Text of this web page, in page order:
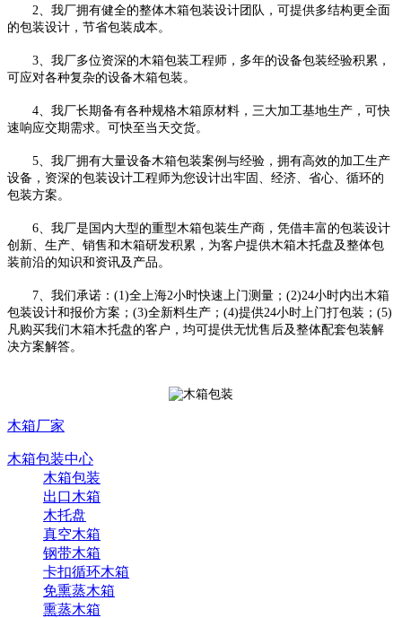
2、我厂拥有健全的整体木箱包装设计团队，可提供多结构更全面
的包装设计，节省包装成本。
3、我厂多位资深的木箱包装工程师，多年的设备包装经验积累，
可应对各种复杂的设备木箱包装。
4、我厂长期备有各种规格木箱原材料，三大加工基地生产，可快
速响应交期需求。可快至当天交货。
5、我厂拥有大量设备木箱包装案例与经验，拥有高效的加工生产
设备，资深的包装设计工程师为您设计出牢固、经济、省心、循环的
包装方案。
6、我厂是国内大型的重型木箱包装生产商，凭借丰富的包装设计
创新、生产、销售和木箱研发积累，为客户提供木箱木托盘及整体包
装前沿的知识和资讯及产品。
7、我们承诺：(1)全上海2小时快速上门测量；(2)24小时内出木箱
包装设计和报价方案；(3)全新料生产；(4)提供24小时上门打包装；(5)
凡购买我们木箱木托盘的客户，均可提供无忧售后及整体配套包装解
决方案解答。
木箱厂家
木箱包装中心
木箱包装
出口木箱
木托盘
真空木箱
钢带木箱
卡扣循环木箱
免熏蒸木箱
熏蒸木箱